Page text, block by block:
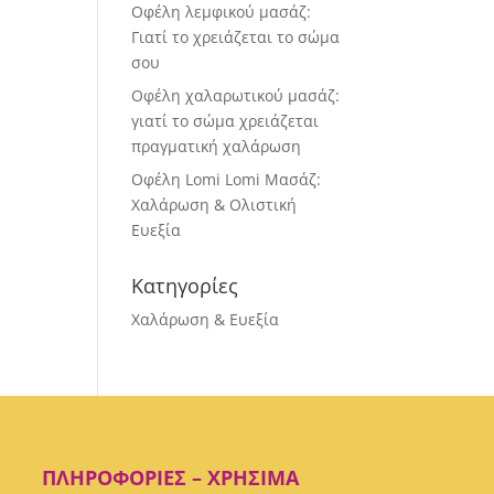
Οφέλη λεμφικού μασάζ:
Γιατί το χρειάζεται το σώμα
σου
Οφέλη χαλαρωτικού μασάζ:
γιατί το σώμα χρειάζεται
πραγματική χαλάρωση
Οφέλη Lomi Lomi Μασάζ:
Χαλάρωση & Ολιστική
Ευεξία
Κατηγορίες
Χαλάρωση & Ευεξία
ΠΛΗΡΟΦΟΡΊΕΣ – ΧΡΉΣΙΜΑ